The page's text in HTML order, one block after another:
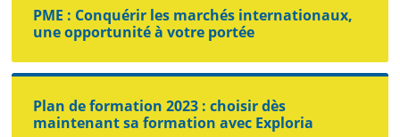
PME : Conquérir les marchés internationaux,
une opportunité à votre portée
Plan de formation 2023 : choisir dès
maintenant sa formation avec Exploria